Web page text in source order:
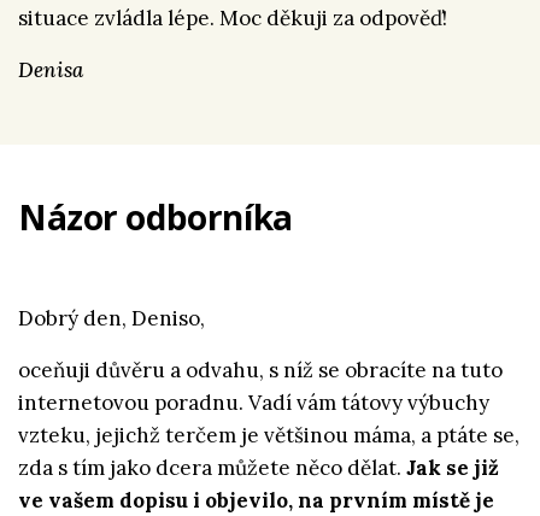
situace zvládla lépe. Moc děkuji za odpověď!
Denisa
Názor odborníka
Dobrý den, Deniso,
oceňuji důvěru a odvahu, s níž se obracíte na tuto
internetovou poradnu. Vadí vám tátovy výbuchy
vzteku, jejichž terčem je většinou máma, a ptáte se,
zda s tím jako dcera můžete něco dělat. Jak se již
ve vašem dopisu i objevilo, na prvním místě je